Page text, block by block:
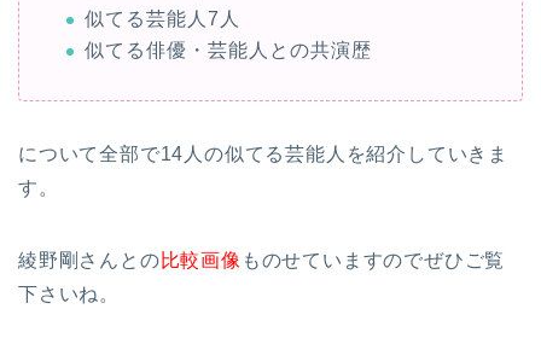
似てる芸能人7人
似てる俳優・芸能人との共演歴
について全部で14人の似てる芸能人を紹介していきま
す。
綾野剛さんとの比較画像 ものせていますのでぜひご覧
下さいね。